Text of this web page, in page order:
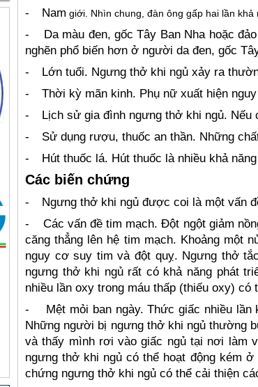
-
Nam giới. Nhìn chung, đàn ông gấp hai lần khả
-
Da màu đen, gốc Tây Ban Nha hoặc
nghẽn phổ biến hơn ở người da đen, gốc
-
Lớn tuổi. Ngưng thở khi ngủ xảy ra
-
Thời kỳ mãn kinh. Phụ nữ xuất hiện
-
Lịch sử gia đình ngưng thở khi ngủ.
-
Sử dụng rượu, thuốc an thần. Những
-
Hút thuốc lá. Hút thuốc là nhiều khả
Các biến chứng
-
Ngưng thở khi ngủ được coi là một vấn
-
Các vấn đề tim mạch. Đột ngột giảm
căng thẳng lên hệ tim mạch. Khoảng một
nguy cơ suy tim và đột quỵ. Ngưng thở
ngưng thở khi ngủ rất có khả năng phát
nhiều lần oxy trong máu thấp (thiếu oxy)
-
Mệt mỏi ban ngày. Thức giấc nhiều
Những người bị ngưng thở khi ngủ thường
và thấy mình rơi vào giấc ngủ tại nơi làm
ngưng thở khi ngủ có thể hoạt động kém
chứng ngưng thở khi ngủ có thể cải thiện